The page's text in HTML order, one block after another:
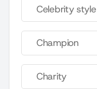
Celebrity style
Champion
Charity